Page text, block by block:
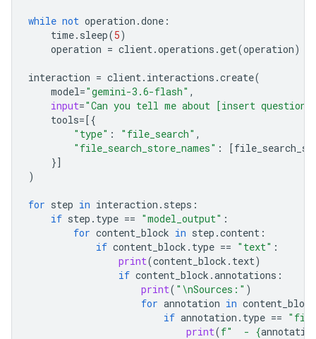
while not operation .done :
time. sleep(5)
operation = client.operations .get(operation)
interaction = client. interactions .create(
model="gemini-3.6-flash" ,
input="Can you tell me about [insert
tools=[{
"type" : "file_search" ,
"file_search_store_names" : [
}]
)
for step in interaction . steps :
if step . type == "model_output" :
for content_block in step .content :
if content_block . type == "text" :
print(content_block . text)
if content_block .annotations :
print( " \nSources:" )
for annotation in content_block
if annotation . type ==
print(f"  - {